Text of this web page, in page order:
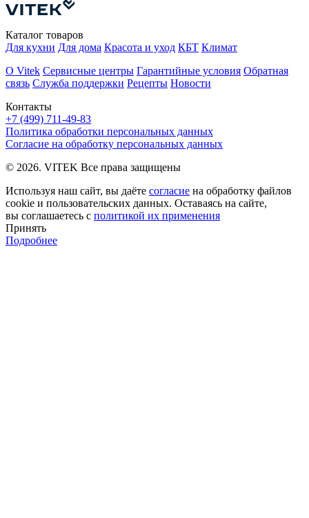
Контакты
+7 (499) 711-49-83
Каталог товаров
Для кухни Для дома Красота и уход КБТ Климат
О Vitek Сервисные центры Гарантийные условия Обратная
связь Служба поддержки Рецепты Новости
Политика обработки персональных данных
Согласие на обработку персональных данных
© 2026. VITEK Все права защищены
Используя наш сайт, вы даёте согласие на обработку файлов
cookie и пользовательских данных. Оставаясь на сайте,
вы соглашаетесь с политикой их применения
Принять
Подробнее